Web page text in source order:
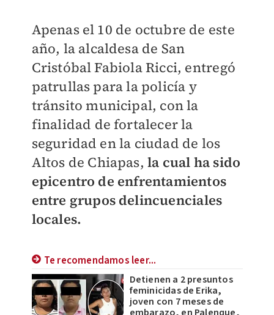
Apenas el 10 de octubre de este
año, la alcaldesa de San
Cristóbal Fabiola Ricci, entregó
patrullas para la policía y
tránsito municipal, con la
finalidad de fortalecer la
seguridad en la ciudad de los
Altos de Chiapas,la cual ha sido
epicentro de enfrentamientos
entre grupos delincuenciales
locales.
Te recomendamos leer...
Detienen a 2 presuntos
feminicidas de Erika,
joven con 7 meses de